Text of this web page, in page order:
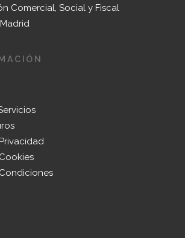
Comercial, Social y Fiscal